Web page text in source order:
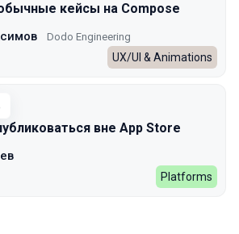
кейсы на Compose
Dodo Engineering
UX/UI & Animations
вне App Store
Platforms